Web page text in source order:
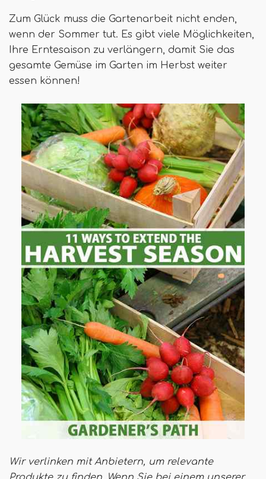
Zum Glück muss die Gartenarbeit nicht enden,
wenn der Sommer tut. Es gibt viele Möglichkeiten,
Ihre Erntesaison zu verlängern, damit Sie das
gesamte Gemüse im Garten im Herbst weiter
essen können!
Wir verlinken mit Anbietern, um relevante